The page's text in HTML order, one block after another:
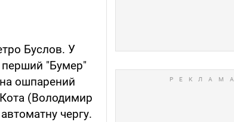
Буслов. У
перший "Бумер"
ошпарений
Кота (Володимир
чергу.